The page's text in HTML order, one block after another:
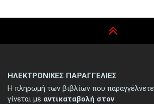
ΗΛΕΚΤΡΟΝΙΚΕΣ ΠΑΡΑΓΓΕΛΙΕΣ
Η πληρωμή των βιβλίων που παραγγέλνετε
γίνεται με αντικαταβολή στον